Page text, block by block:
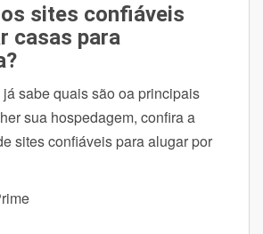
sites confiáveis
casas para
sabe quais são oa principais
sua hospedagem, confira a
sites confiáveis para alugar por